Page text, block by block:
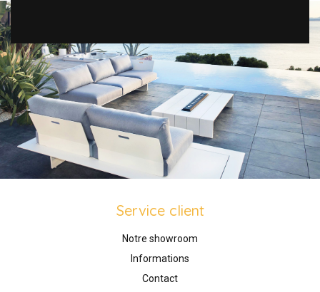
Service client
Notre showroom
Informations
Contact